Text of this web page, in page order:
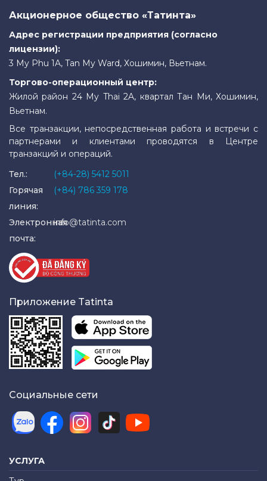
Акционерное общество «Татинта»
Адрес регистрации предприятия (согласно
лицензии):
3 My Phu 1A, Tan My Ward, Хошимин, Вьетнам.
Торгово-операционный центр:
Жилой район 24 My Thai 2A, квартал Тан Ми, Хошимин,
Вьетнам.
Все транзакции, непосредственная работа и встречи с
партнерами и клиентами проводятся в Центре
транзакций и операций.
Тел.:
(+84-28) 5412 5011
Горячая
линия:
(+84) 786 359 178
Электронная
почта:
info@tatinta.com
Приложение Tatinta
Социальные сети
УСЛУГА